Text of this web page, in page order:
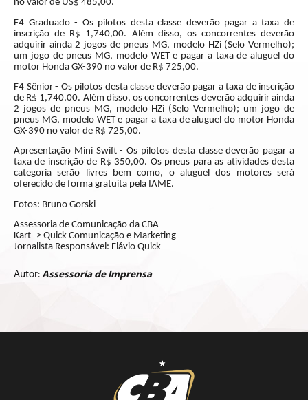
no valor de US$ 485,00.
F4 Graduado - Os pilotos desta classe deverão pagar a taxa de
inscrição de R$ 1,740,00. Além disso, os concorrentes deverão
adquirir ainda 2 jogos de pneus MG, modelo HZi (Selo Vermelho);
um jogo de pneus MG, modelo WET e pagar a taxa de aluguel do
motor Honda GX-390 no valor de R$ 725,00.
F4 Sênior - Os pilotos desta classe deverão pagar a taxa de inscrição
de R$ 1,740,00. Além disso, os concorrentes deverão adquirir ainda
2 jogos de pneus MG, modelo HZi (Selo Vermelho); um jogo de
pneus MG, modelo WET e pagar a taxa de aluguel do motor Honda
GX-390 no valor de R$ 725,00.
Apresentação Mini Swift - Os pilotos desta classe deverão pagar a
taxa de inscrição de R$ 350,00. Os pneus para as atividades desta
categoria serão livres bem como, o aluguel dos motores será
oferecido de forma gratuita pela IAME.
Fotos: Bruno Gorski
Assessoria de Comunicação da CBA
Kart -> Quick Comunicação e Marketing
Jornalista Responsável: Flávio Quick
Autor: Assessoria de Imprensa